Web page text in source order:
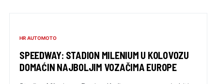
HR AUTOMOTO
SPEEDWAY: STADION MILENIUM U KOLOVOZU
DOMAĆIN NAJBOLJIM VOZAČIMA EUROPE